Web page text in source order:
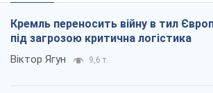
Кремль переносить війну в тил
під загрозою критична логістика
Віктор Ягун 9,6 т.